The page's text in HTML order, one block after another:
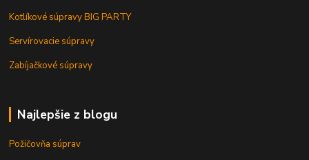
Kotlíkové súpravy BIG PARTY
Servírovacie súpravy
Zabíjačkové súpravy
Najlepšie z blogu
Požičovňa súprav